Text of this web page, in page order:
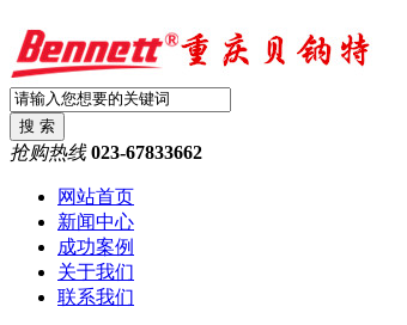
抢购热线 023-67833662
网站首页
新闻中心
成功案例
关于我们
联系我们